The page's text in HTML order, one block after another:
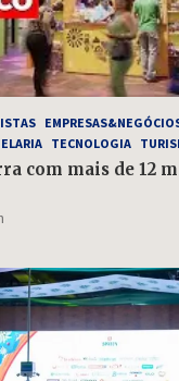
TECNOLOGIA
com mais de 12